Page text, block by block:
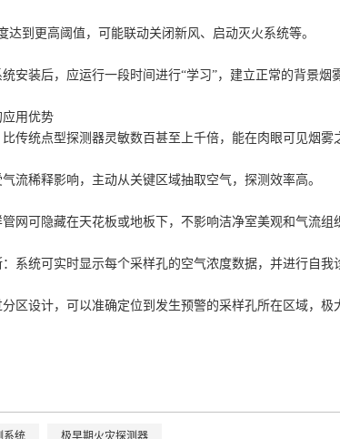
达到更高阈值，可能联动关闭新风、启动灭火系统等。
安装后，应运行一段时间进行“学习”，建立正常的背景烟
用优势
传统点型探测器灵敏数百甚至上千倍，能在肉眼可见烟雾
流稀释影响，主动从关键区域抽取空气，探测效率高。
管网可隐藏在天花板或地板下，不影响洁净室美观和气流组
系统可实时显示每个采样孔的空气浓度数据，并进行自
区设计，可以准确定位到发生预警的采样孔所在区域，极